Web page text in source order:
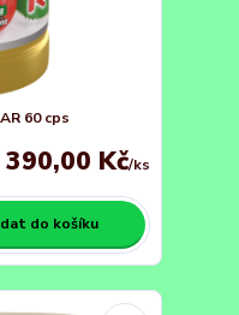
60 cps
390,00 Kč/ks
do košíku